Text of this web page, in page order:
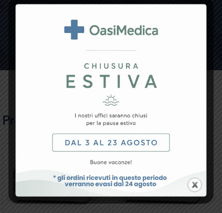
Prodotti Correlati